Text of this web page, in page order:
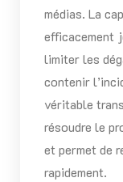
médias. La
efficacement
limiter les
contenir
véritable
résoudre le
et permet de
rapidement.